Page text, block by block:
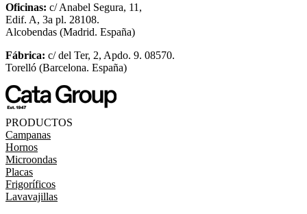
Oficinas: c/ Anabel Segura, 11,
Edif. A, 3a pl. 28108.
Alcobendas (Madrid. España)
Fábrica: c/ del Ter, 2, Apdo. 9. 08570.
Torelló (Barcelona. España)
PRODUCTOS
Campanas
Hornos
Microondas
Placas
Frigoríficos
Lavavajillas